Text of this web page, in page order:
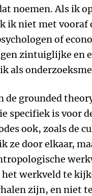
noemen. Als ik
ik niet met vooraf
of
zintuiglijke en
als
de grounded
specifiek is voor
ook, zoals de
ze door elkaar,
werkveld te
zijn, en niet